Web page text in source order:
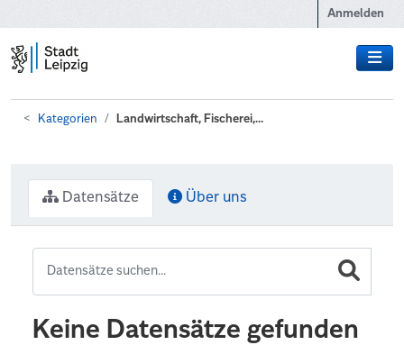
Anmelden
Kategorien Landwirtschaft, Fischerei,...
Datensätze Über uns
Keine Datensätze gefunden